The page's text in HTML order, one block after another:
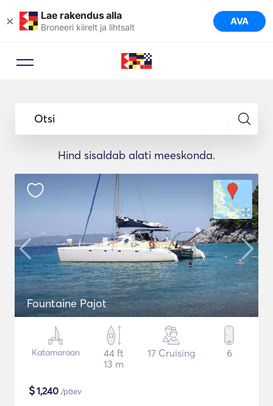
× Lae rakendus alla
Broneeri kiirelt ja lihtsalt AVA
Otsi
Hind sisaldab alati meeskonda.
Fountaine Pajot
Katamaraan
44 ft
13 m
17 Cruising 6
$1,240 /päev